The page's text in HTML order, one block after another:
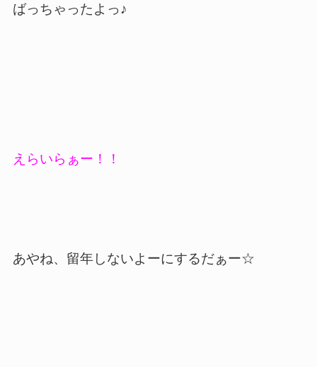
ばっちゃったよっ♪
えらいらぁー！！
あやね、留年しないよーにするだぁー☆